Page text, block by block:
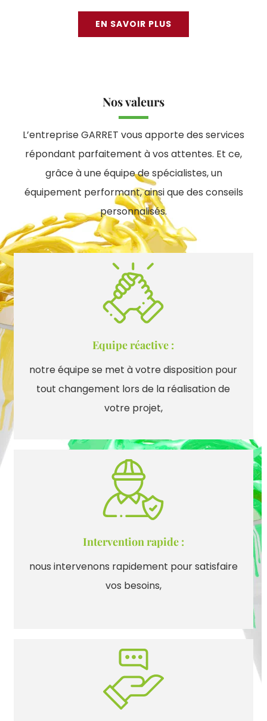
EN SAVOIR PLUS
Nos valeurs
L’entreprise GARRET vous apporte des services
répondant parfaitement à vos attentes. Et ce,
grâce à une équipe de spécialistes, un
équipement performant, ainsi que des conseils
personnalisés.
Equipe réactive :
notre équipe se met à votre disposition pour
tout changement lors de la réalisation de
votre projet,
Intervention rapide :
nous intervenons rapidement pour satisfaire
vos besoins,